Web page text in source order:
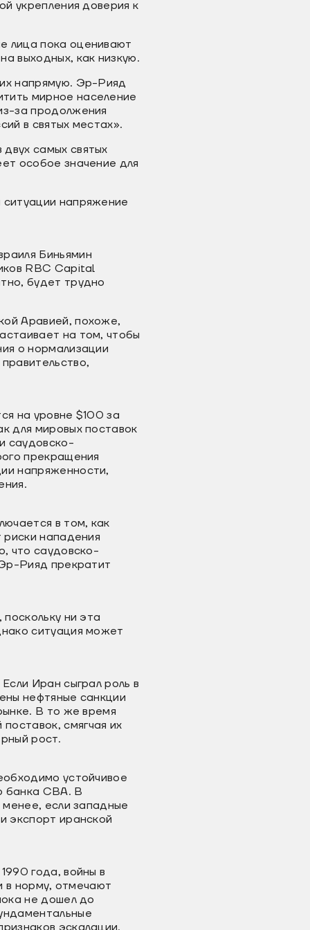
укрепления доверия к
лица пока оценивают
выходных, как низкую.
напрямую. Эр-Рияд
мирное население
за продолжения
в святых местах».
самых святых
особое значение для
напряжение
Биньямин
RBC Capital
будет трудно
Аравией, похоже,
на том, чтобы
о нормализации
на уровне $100 за
для мировых поставок
саудовско-
прекращения
напряженности,
в том, как
нападения
что саудовско-
Рияд прекратит
ни эта
ситуация может
Иран сыграл роль в
нефтяные санкции
В то же время
смягчая их
рост.
устойчивое
банка CBA. В
если западные
экспорт иранской
года, войны в
в норму, отмечают
не дошел до